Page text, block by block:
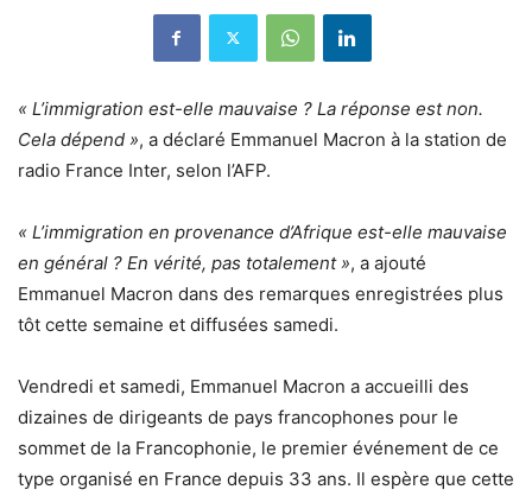
« L’immigration est-elle mauvaise ? La réponse est non.
Cela dépend », a déclaré Emmanuel Macron à la station de
radio France Inter, selon l’AFP.
« L’immigration en provenance d’Afrique est-elle mauvaise
en général ? En vérité, pas totalement », a ajouté
Emmanuel Macron dans des remarques enregistrées plus
tôt cette semaine et diffusées samedi.
Vendredi et samedi, Emmanuel Macron a accueilli des
dizaines de dirigeants de pays francophones pour le
sommet de la Francophonie, le premier événement de ce
type organisé en France depuis 33 ans. Il espère que cette